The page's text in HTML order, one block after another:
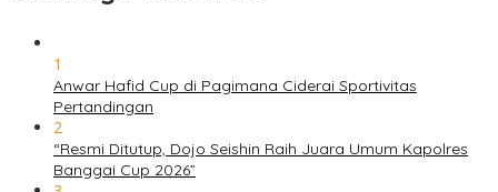
1
Anwar Hafid Cup di Pagimana Ciderai Sportivitas
Pertandingan
2
“Resmi Ditutup, Dojo Seishin Raih Juara Umum Kapolres
Banggai Cup 2026”